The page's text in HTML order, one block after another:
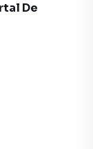
De